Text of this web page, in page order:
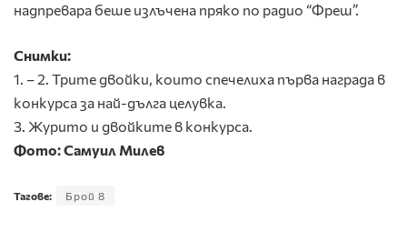
надпревара беше излъчена пряко по радио “Фреш”.
Снимки:
1. – 2. Трите двойки, които спечелиха първа награда в
конкурса за най-дълга целувка.
3. Журито и двойките в конкурса.
Фото: Самуил Милев
Тагове: Брой 8